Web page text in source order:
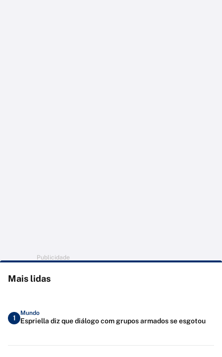
Publicidade
Mais lidas
1
Mundo
Espriella diz que diálogo com grupos armados se esgotou